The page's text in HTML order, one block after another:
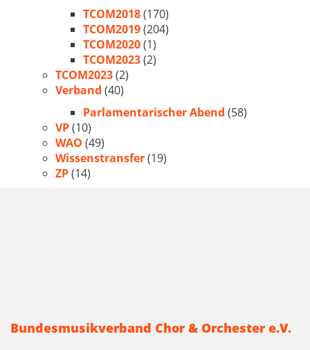
TCOM2018(170)
TCOM2019(204)
TCOM2020(1)
TCOM2023(2)
TCOM2023(2)
Verband (40)
Parlamentarischer Abend (58)
VP(10)
WAO (49)
Wissenstransfer(19)
ZP(14)
Bundesmusikverband Chor & Orchester e.V.